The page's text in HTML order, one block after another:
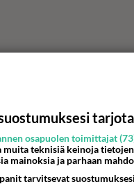
osapuolen toimittajat
muita teknisiä keinoja
mainoksia ja parhaan
tarvitsevat